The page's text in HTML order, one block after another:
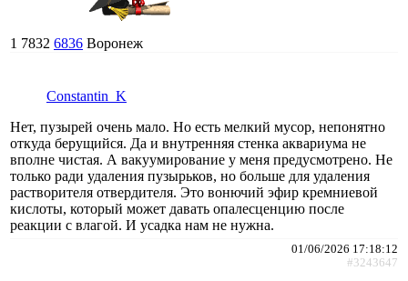
1 7832 6836 Воронеж
Constantin_K
Нет, пузырей очень мало. Но есть мелкий мусор, непонятно
откуда берущийся. Да и внутренняя стенка аквариума не
вполне чистая. А вакуумирование у меня предусмотрено. Не
только ради удаления пузырьков, но больше для удаления
растворителя отвердителя. Это вонючий эфир кремниевой
кислоты, который может давать опалесценцию после
реакции с влагой. И усадка нам не нужна.
01/06/2026 17:18:12
#3243647